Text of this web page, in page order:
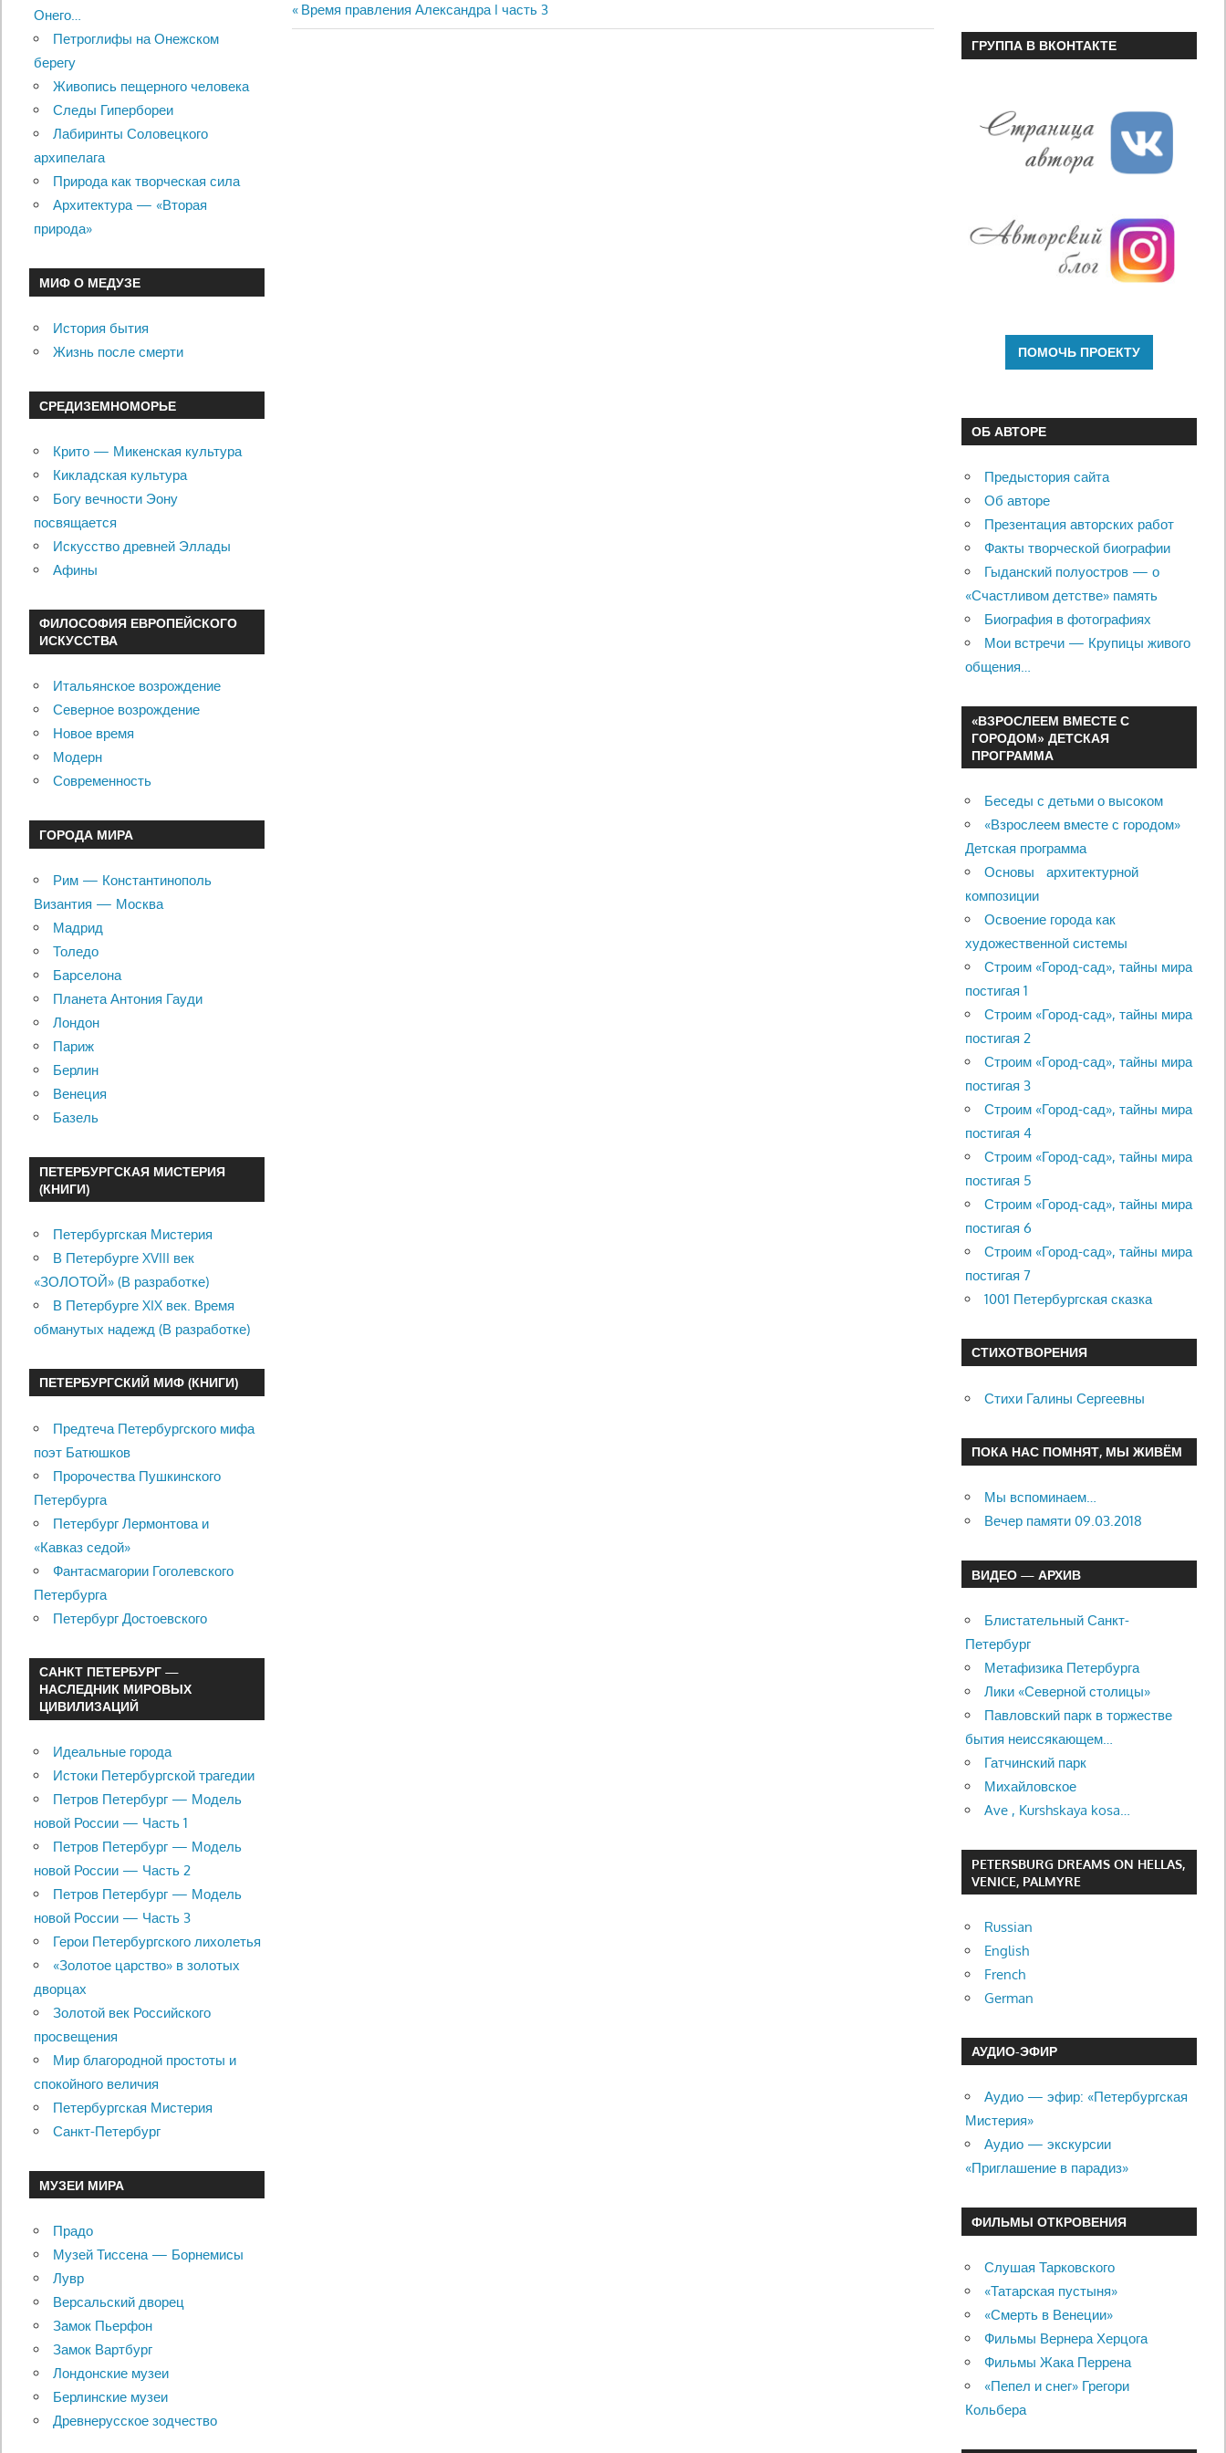
Навигация
Previous
Post:
Время правления Александра I часть 3
Онего…
Петроглифы на Онежском
берегу
Живопись пещерного человека
Следы Гипербореи
Лабиринты Соловецкого
архипелага
Природа как творческая сила
Архитектура — «Вторая
природа»
МИФ О МЕДУЗЕ
История бытия
Жизнь после смерти
СРЕДИЗЕМНОМОРЬЕ
Крито — Микенская культура
Кикладская культура
Богу вечности Эону
посвящается
Искусство древней Эллады
Афины
ФИЛОСОФИЯ ЕВРОПЕЙСКОГО
ИСКУССТВА
Итальянское возрождение
Северное возрождение
Новое время
Модерн
Современность
ГОРОДА МИРА
Рим — Константинополь
Византия — Москва
Мадрид
Толедо
Барселона
Планета Антония Гауди
Лондон
Париж
Берлин
Венеция
Базель
ПЕТЕРБУРГСКАЯ МИСТЕРИЯ
(КНИГИ)
Петербургская Мистерия
В Петербурге XVIII век
«ЗОЛОТОЙ» (В разработке)
В Петербурге XIX век. Время
обманутых надежд (В разработке)
ПЕТЕРБУРГСКИЙ МИФ (КНИГИ)
Предтеча Петербургского мифа
поэт Батюшков
Пророчества Пушкинского
Петербурга
Петербург Лермонтова и
«Кавказ седой»
Фантасмагории Гоголевского
Петербурга
Петербург Достоевского
САНКТ ПЕТЕРБУРГ —
НАСЛЕДНИК МИРОВЫХ
ЦИВИЛИЗАЦИЙ
Идеальные города
Истоки Петербургской трагедии
Петров Петербург — Модель
новой России — Часть 1
Петров Петербург — Модель
новой России — Часть 2
Петров Петербург — Модель
новой России — Часть 3
Герои Петербургского лихолетья
«Золотое царство» в золотых
дворцах
Золотой век Российского
просвещения
Мир благородной простоты и
спокойного величия
Петербургская Мистерия
Санкт-Петербург
МУЗЕИ МИРА
Прадо
Музей Тиссена — Борнемисы
Лувр
Версальский дворец
Замок Пьерфон
Замок Вартбург
Лондонские музеи
Берлинские музеи
Древнерусское зодчество
ГРУППА В ВКОНТАКТЕ
ОБ АВТОРЕ
Предыстория сайта
Об авторе
Презентация авторских работ
Факты творческой биографии
Гыданский полуостров — о
«Счастливом детстве» память
Биография в фотографиях
Мои встречи — Крупицы живого
общения…
«ВЗРОСЛЕЕМ ВМЕСТЕ С
ГОРОДОМ» ДЕТСКАЯ
ПРОГРАММА
Беседы с детьми о высоком
«Взрослеем вместе с городом»
Детская программа
Основы архитектурной
композиции
Освоение города как
художественной системы
Строим «Город-сад», тайны мира
постигая 1
Строим «Город-сад», тайны мира
постигая 2
Строим «Город-сад», тайны мира
постигая 3
Строим «Город-сад», тайны мира
постигая 4
Строим «Город-сад», тайны мира
постигая 5
Строим «Город-сад», тайны мира
постигая 6
Строим «Город-сад», тайны мира
постигая 7
1001 Петербургская сказка
СТИХОТВОРЕНИЯ
Стихи Галины Сергеевны
ПОКА НАС ПОМНЯТ, МЫ ЖИВЁМ
Мы вспоминаем…
Вечер памяти 09.03.2018
ВИДЕО — АРХИВ
Блистательный Санкт-
Петербург
Метафизика Петербурга
Лики «Северной столицы»
Павловский парк в торжестве
бытия неиссякающем…
Гатчинский парк
Михайловское
Ave , Kurshskaya kosa…
PETERSBURG DREAMS ON HELLAS,
VENICE, PALMYRE
Russian
English
French
German
АУДИО-ЭФИР
Аудио — эфир: «Петербургская
Мистерия»
Аудио — экскурсии
«Приглашение в парадиз»
ФИЛЬМЫ ОТКРОВЕНИЯ
Слушая Тарковского
«Татарская пустыня»
«Смерть в Венеции»
Фильмы Вернера Херцога
Фильмы Жака Перрена
«Пепел и снег» Грегори
Кольбера